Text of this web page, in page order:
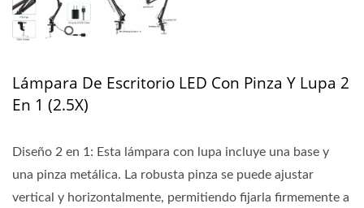
Lámpara De Escritorio LED Con Pinza Y Lupa 2
En 1 (2.5X)
Diseño 2 en 1: Esta lámpara con lupa incluye una base y
una pinza metálica. La robusta pinza se puede ajustar
vertical y horizontalmente, permitiendo fijarla firmemente a